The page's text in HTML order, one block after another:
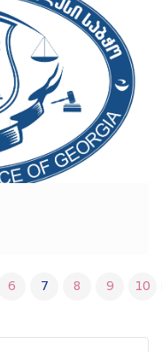
6 7 8 9 10